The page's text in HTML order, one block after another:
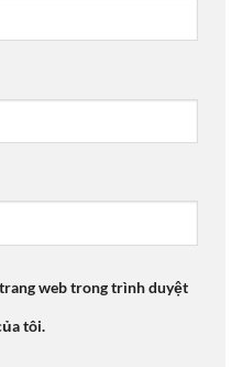
web trong trình duyệt
tôi.